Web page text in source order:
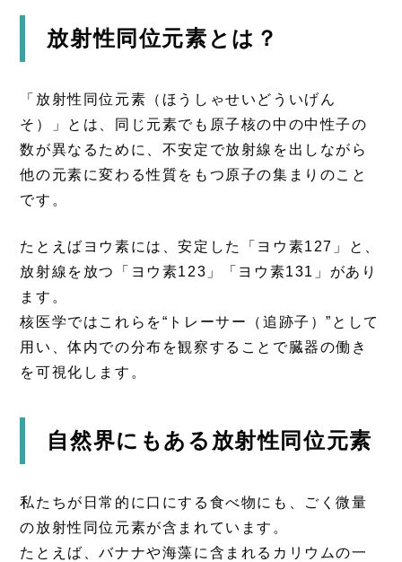
放射性同位元素とは？
「放射性同位元素（ほうしゃせいどういげん
そ）」とは、同じ元素でも原子核の中の中性子の
数が異なるために、不安定で放射線を出しながら
他の元素に変わる性質をもつ原子の集まりのこと
です。
たとえばヨウ素には、安定した「ヨウ素127」と、
放射線を放つ「ヨウ素123」「ヨウ素131」があり
ます。
核医学ではこれらを“トレーサー（追跡子）”として
用い、体内での分布を観察することで臓器の働き
を可視化します。
自然界にもある放射性同位元素
私たちが日常的に口にする食べ物にも、ごく微量
の放射性同位元素が含まれています。
たとえば、バナナや海藻に含まれるカリウムの一